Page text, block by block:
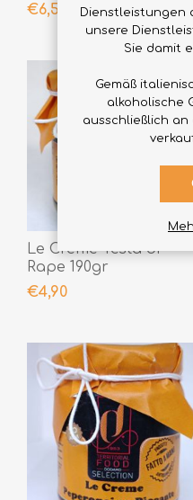
€6,50
Le Creme Testa di
Rape 190gr
€4,90
Dienstleistungen
unsere
Sie damit
Gemäß
alkoholische
ausschließlich